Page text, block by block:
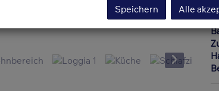
Speichern Alle